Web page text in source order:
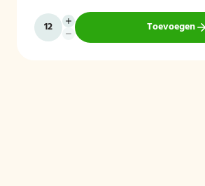
Toevoegen